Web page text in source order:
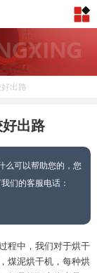
出路
出路
么可以帮助您的，您
们的客服电话：
程中，我们对于烘干
煤泥烘干机，每种烘